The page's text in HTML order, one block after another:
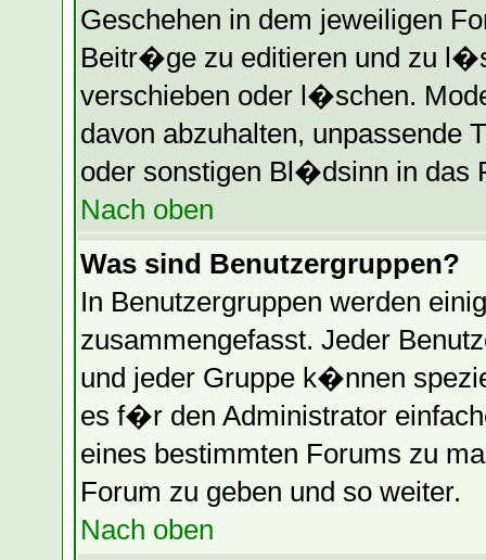
Geschehen in dem jeweiligen
Beitr�ge zu editieren und zu
verschieben oder l�schen.
davon abzuhalten, unpassende
oder sonstigen Bl�dsinn in das
Nach oben
Was sind Benutzergruppen?
In Benutzergruppen werden
zusammengefasst. Jeder
und jeder Gruppe k�nnen
es f�r den Administrator
eines bestimmten Forums zu
Forum zu geben und so weiter.
Nach oben